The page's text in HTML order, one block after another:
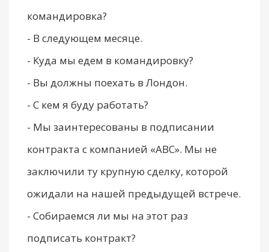
командировка?
- В следующем месяце.
- Куда мы едем в командировку?
- Вы должны поехать в Лондон.
- С кем я буду работать?
- Мы заинтересованы в подписании
контракта с компанией «АВС». Мы не
заключили ту крупную сделку, которой
ожидали на нашей предыдущей встрече.
- Собираемся ли мы на этот раз
подписать контракт?